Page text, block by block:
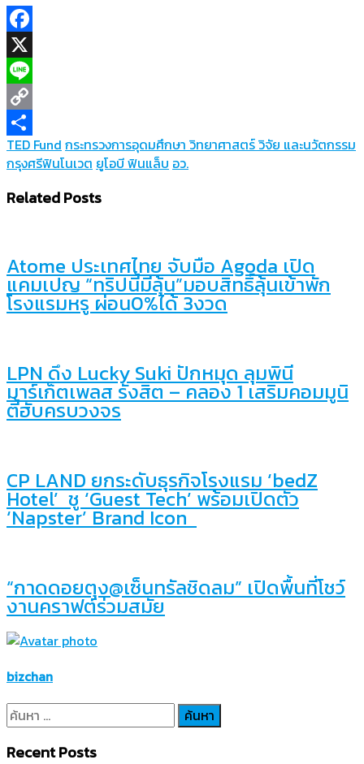
Facebook
X
Line
Copy
Link
Share
TED Fund กระทรวงการอุดมศึกษา วิทยาศาสตร์ วิจัย และนวัตกรรม
กรุงศรีฟินโนเวต ยูโอบี ฟินแล็บ อว.
Related Posts
Atome ประเทศไทย จับมือ Agoda เปิด
แคมเปญ “ทริปนี้มีลุ้น”มอบสิทธิ์ลุ้นเข้าพัก
โรงแรมหรู ผ่อน0%ได้ 3งวด
LPN ดึง Lucky Suki ปักหมุด ลุมพินี
มาร์เก็ตเพลส รังสิต – คลอง 1 เสริมคอมมูนิ
ตี้ฮับครบวงจร
CP LAND ยกระดับธุรกิจโรงแรม ‘bedZ
Hotel’ ชู ‘Guest Tech’ พร้อมเปิดตัว
‘Napster’ Brand Icon
“กาดดอยตุง@เซ็นทรัลชิดลม” เปิดพื้นที่โชว์
งานคราฟต์ร่วมสมัย
bizchan
ค้นหา
สำหรับ:
Recent Posts